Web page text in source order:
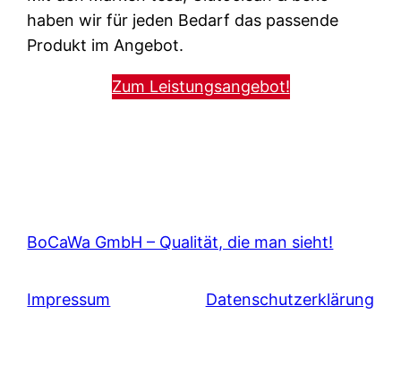
haben wir für jeden Bedarf das passende
Produkt im Angebot.
Zum Leistungsangebot!
BoCaWa GmbH – Qualität, die man sieht!
Impressum Datenschutzerklärung